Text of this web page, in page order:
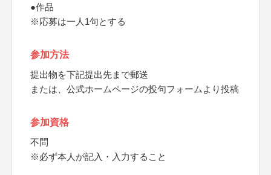
●作品
※応募は一人1句とする
参加方法
提出物を下記提出先まで郵送
または、公式ホームページの投句フォームより投稿
参加資格
不問
※必ず本人が記入・入力すること